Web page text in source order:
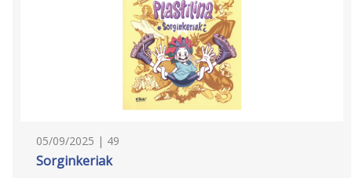
05/09/2025 | 49
Sorginkeriak